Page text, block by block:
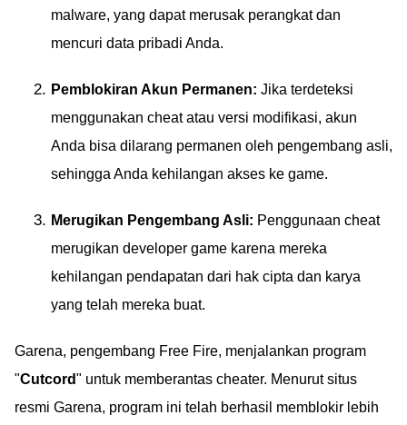
malware, yang dapat merusak perangkat dan
mencuri data pribadi Anda.
Pemblokiran Akun Permanen: Jika terdeteksi
menggunakan cheat atau versi modifikasi, akun
Anda bisa dilarang permanen oleh pengembang asli,
sehingga Anda kehilangan akses ke game.
Merugikan Pengembang Asli: Penggunaan cheat
merugikan developer game karena mereka
kehilangan pendapatan dari hak cipta dan karya
yang telah mereka buat.
Garena, pengembang Free Fire, menjalankan program
"Cutcord" untuk memberantas cheater. Menurut situs
resmi Garena, program ini telah berhasil memblokir lebih